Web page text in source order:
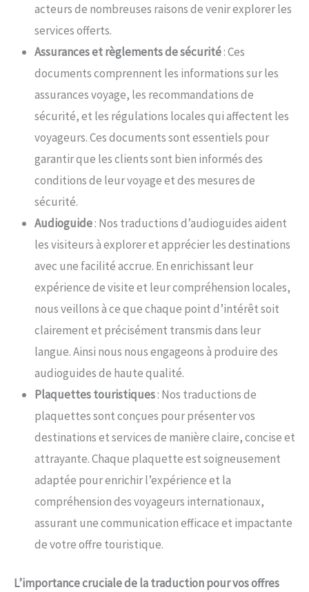
acteurs de nombreuses raisons de venir explorer les
services offerts.
Assurances et règlements de sécurité: Ces
documents comprennent les informations sur les
assurances voyage, les recommandations de
sécurité, et les régulations locales qui affectent les
voyageurs. Ces documents sont essentiels pour
garantir que les clients sont bien informés des
conditions de leur voyage et des mesures de
sécurité.
Audioguide: Nos traductions d’audioguides aident
les visiteurs à explorer et apprécier les destinations
avec une facilité accrue. En enrichissant leur
expérience de visite et leur compréhension locales,
nous veillons à ce que chaque point d’intérêt soit
clairement et précisément transmis dans leur
langue. Ainsi nous nous engageons à produire des
audioguides de haute qualité.
Plaquettes touristiques: Nos traductions de
plaquettes sont conçues pour présenter vos
destinations et services de manière claire, concise et
attrayante. Chaque plaquette est soigneusement
adaptée pour enrichir l’expérience et la
compréhension des voyageurs internationaux,
assurant une communication efficace et impactante
de votre offre touristique.
L’importance cruciale de la traduction pour vos offres